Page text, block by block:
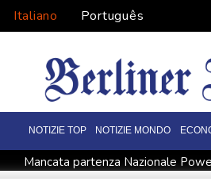
Italiano Português
NOTIZIE TOP NOTIZIE MONDO
Mancata partenza Nazionale